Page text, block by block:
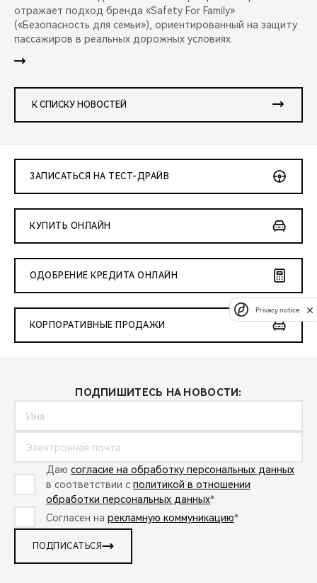
отражает подход бренда «Safety For Family»
(«Безопасность для семьи»), ориентированный на защиту
пассажиров в реальных дорожных условиях.
К СПИСКУ НОВОСТЕЙ
ЗАПИСАТЬСЯ НА ТЕСТ-ДРАЙВ
КУПИТЬ ОНЛАЙН
ОДОБРЕНИЕ КРЕДИТА ОНЛАЙН
КОРПОРАТИВНЫЕ ПРОДАЖИ
ПОДПИШИТЕСЬ НА НОВОСТИ:
Даю согласие на обработку персональных данных
в соответствии с политикой в отношении
обработки персональных данных*
Согласен на рекламную коммуникацию*
ПОДПИСАТЬСЯ
Privacy notice